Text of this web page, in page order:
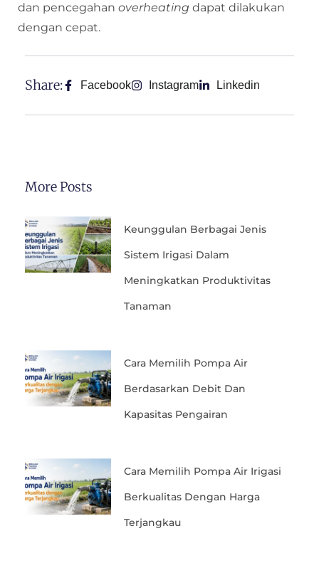
dan pencegahan overheating dapat dilakukan
dengan cepat.
Share: Facebook Instagram Linkedin
More Posts
Keunggulan Berbagai Jenis
Sistem Irigasi Dalam
Meningkatkan Produktivitas
Tanaman
Cara Memilih Pompa Air
Berdasarkan Debit Dan
Kapasitas Pengairan
Cara Memilih Pompa Air Irigasi
Berkualitas Dengan Harga
Terjangkau